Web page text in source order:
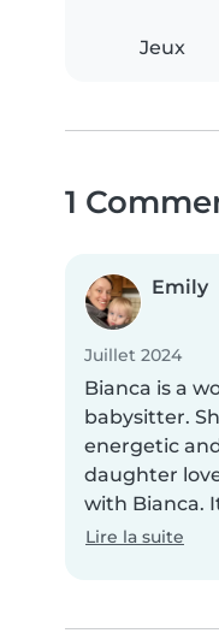
Jeux
1
Emily
Juillet 2024
Bianca is a
babysitter.
energetic
daughter
with Bianca.
Lire la suite